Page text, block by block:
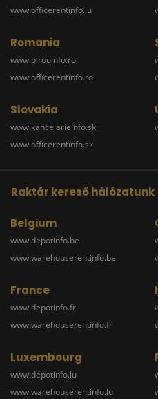
www.officerentinfo.lu
Romania
www.birouinfo.ro
www.officerentinfo.ro
Slovakia
www.kancelarieinfo.sk
www.officerentinfo.sk
Raktár kereső hálózatunk
Belgium
www.depotinfo.be
www.warehouserentinfo.be
France
www.depotinfo.fr
www.warehouserentinfo.fr
Luxembourg
www.depotinfo.lu
www.warehouserentinfo.lu